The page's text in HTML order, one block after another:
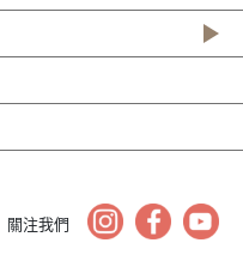
關注我們